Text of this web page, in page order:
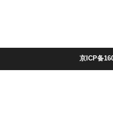
京ICP备